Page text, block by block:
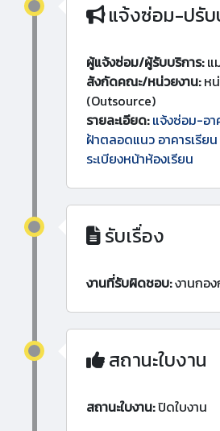
แจ้งซ่อม-ปรับ
ผู้แจ้งซ่อม/ผู้รับบริการ:แ
สังกัดคณะ/หน่วยงาน:หน่
(Outsource)
รายละเอียด: แจ้งซ่อม-อา
ฝ้าตลอดแนว อาคารเรีย
ระเบียงหน้าห้องเรียน
รับเรื่อง
งานที่รับผิดชอบ:งานกอง
สถานะใบงาน
สถานะใบงาน:ปิดใบงาน